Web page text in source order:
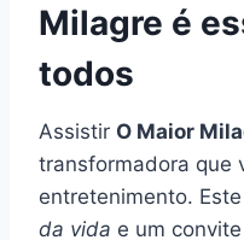
Milagre é
todos
Assistir O Maior
transformadora que
entretenimento.
da vida e um